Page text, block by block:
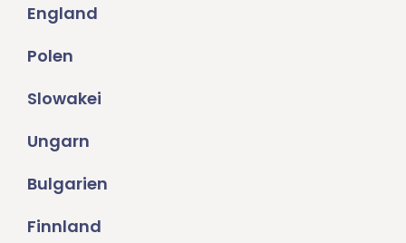
England
Polen
Slowakei
Ungarn
Bulgarien
Finnland